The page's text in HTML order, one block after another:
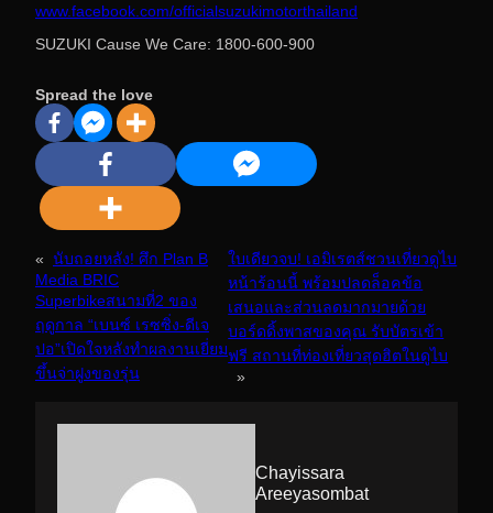
www.facebook.com/officialsuzukimotorthailand
SUZUKI Cause We Care: 1800-600-900
Spread the love
« นับถอยหลัง! ศึก Plan B
Media BRIC
Superbikeสนามที่2 ของ
ฤดูกาล “เบนซ์ เรซซิ่ง-ดีเจ
ปอ”เปิดใจหลังทำผลงานเยี่ยม
ขึ้นจ่าฝูงของรุ่น
ใบเดียวจบ! เอมิเรตส์ชวนเที่ยวดูไบ
หน้าร้อนนี้ พร้อมปลดล็อคข้อ
เสนอและส่วนลดมากมายด้วย
บอร์ดดิ้งพาสของคุณ รับบัตรเข้า
ฟรี สถานที่ท่องเที่ยวสุดฮิตในดูไบ
»
Chayissara
Areeyasombat